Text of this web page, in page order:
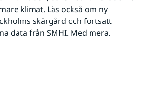
klimat. Läs också om ny
skärgård och fortsatt
data från SMHI. Med mera.